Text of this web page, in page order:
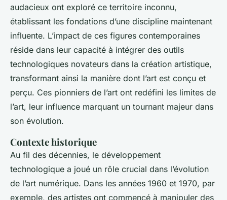
audacieux ont exploré ce territoire inconnu,
établissant les fondations d’une discipline maintenant
influente. L’impact de ces figures contemporaines
réside dans leur capacité à intégrer des outils
technologiques novateurs dans la création artistique,
transformant ainsi la manière dont l’art est conçu et
perçu. Ces pionniers de l’art ont redéfini les limites de
l’art, leur influence marquant un tournant majeur dans
son évolution.
Contexte historique
Au fil des décennies, le développement
technologique a joué un rôle crucial dans l’évolution
de l’art numérique. Dans les années 1960 et 1970, par
exemple, des artistes ont commencé à manipuler des